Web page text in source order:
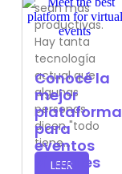
sean más
productivas.
Hay tanta
tecnología
actual que
algunas
personas
dicen "todo
tiene...
LEER
Conocé la
mejor
plataforma
para
eventos
virtuales